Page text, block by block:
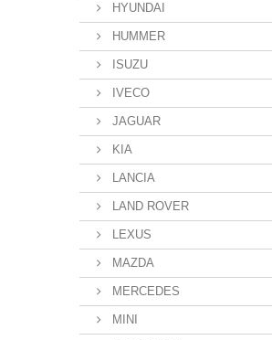
HYUNDAI
HUMMER
ISUZU
IVECO
JAGUAR
KIA
LANCIA
LAND ROVER
LEXUS
MAZDA
MERCEDES
MINI